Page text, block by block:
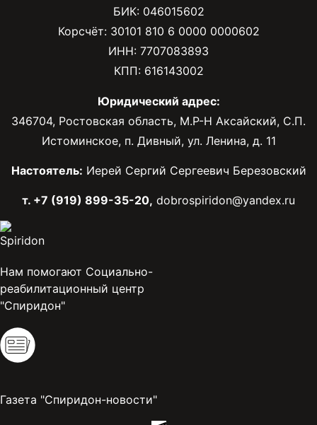
БИК: 046015602
Корсчёт: 30101 810 6 0000 0000602
ИНН: 7707083893
КПП: 616143002
Юридический адрес:
346704, Ростовская область, М.Р-Н Аксайский, С.П.
Истоминское, п. Дивный, ул. Ленина, д. 11
Настоятель: Иерей Сергий Сергеевич Березовский
т. +7 (919) 899-35-20, dobrospiridon@yandex.ru
Нам помогают Социально-
реабилитационный центр
"Спиридон"
Газета "Спиридон-новости"